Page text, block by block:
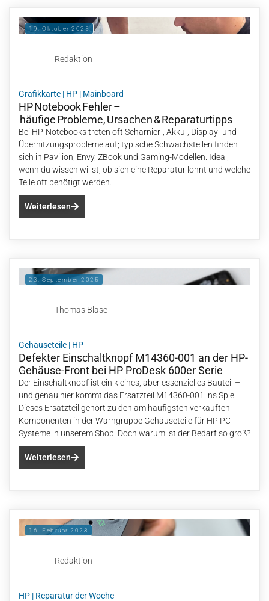
19. Oktober 2025
Redaktion
Grafikkarte | HP | Mainboard
HP Notebook Fehler –
häufige Probleme, Ursachen & Reparaturtipps
Bei HP-Notebooks treten oft Scharnier-, Akku-, Display- und
Überhitzungsprobleme auf; typische Schwachstellen finden
sich in Pavilion, Envy, ZBook und Gaming-Modellen. Ideal,
wenn du wissen willst, ob sich eine Reparatur lohnt und welche
Teile oft benötigt werden.
Weiterlesen
23. September 2025
Thomas Blase
Gehäuseteile | HP
Defekter Einschaltknopf M14360-001 an der HP-
Gehäuse-Front bei HP ProDesk 600er Serie
Der Einschaltknopf ist ein kleines, aber essenzielles Bauteil –
und genau hier kommt das Ersatzteil M14360-001 ins Spiel.
Dieses Ersatzteil gehört zu den am häufigsten verkauften
Komponenten in der Warngruppe Gehäuseteile für HP PC-
Systeme in unserem Shop. Doch warum ist der Bedarf so groß?
Weiterlesen
16. Februar 2023
Redaktion
HP | Reparatur der Woche